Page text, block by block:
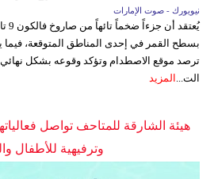
نيويورك - صوت الإمارات
بسطح القمر في إحدى المناطق المتوقعة، فيما
ترصد موقع الاصطدام وتؤكد وقوعه بشكل
الت...
المزيد
هيئة الشارقة للمتاحف تواصل
وترفيهية للأطفال